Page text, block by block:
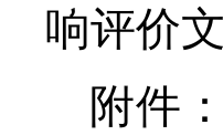
响评价
附件：